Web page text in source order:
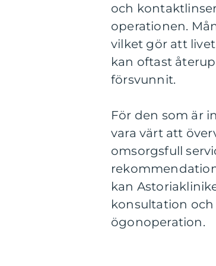
och
operationen.
vilket gör att
kan oftast
försvunnit.
För den som är
vara värt att
omsorgsfull
kan
konsultation
ögonoperation.